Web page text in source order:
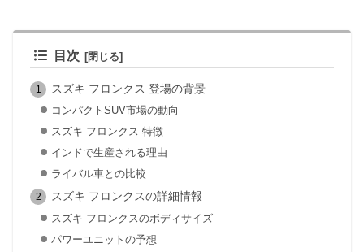
目次
スズキ フロンクス 登場の背景
コンパクトSUV市場の動向
スズキ フロンクス 特徴
インドで生産される理由
ライバル車との比較
スズキ フロンクスの詳細情報
スズキ フロンクスのボディサイズ
パワーユニットの予想